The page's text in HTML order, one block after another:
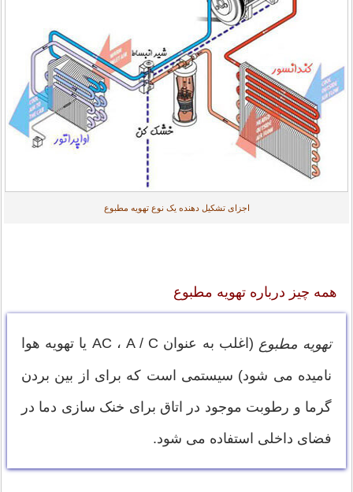
اجزای تشکیل دهنده یک نوع تهویه مطبوع
همه چیز درباره تهویه مطبوع
تهویه مطبوع (اغلب به عنوان AC ، A / C یا تهویه هوا
نامیده می شود) سیستمی است که برای از بین بردن
گرما و رطوبت موجود در اتاق برای خنک سازی دما در
فضای داخلی استفاده می شود.